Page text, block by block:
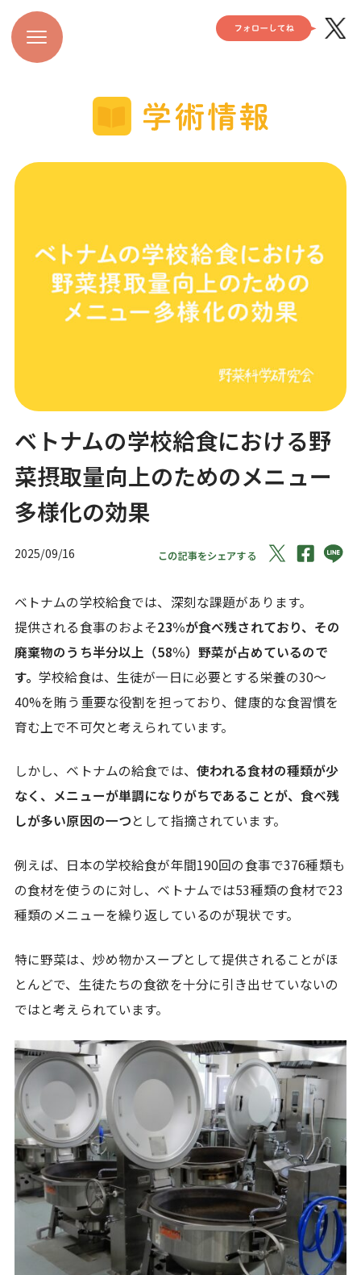
ベトナムの学校給食における野
菜摂取量向上のためのメニュー
多様化の効果
2025/09/16 この記事をシェアする
ベトナムの学校給食では、深刻な課題があります。
提供される食事のおよそ23%が食べ残されており、その
廃棄物のうち半分以上（58%）野菜が占めているので
す。学校給食は、生徒が一日に必要とする栄養の30〜
40%を賄う重要な役割を担っており、健康的な食習慣を
育む上で不可欠と考えられています。
しかし、ベトナムの給食では、 使われる食材の種類が少
なく、メニューが単調になりがちであることが、食べ残
しが多い原因の一つとして指摘されています。
例えば、日本の学校給食が年間190回の食事で376種類も
の食材を使うのに対し、ベトナムでは53種類の食材で23
種類のメニューを繰り返しているのが現状です。
特に野菜は、炒め物かスープとして提供されることがほ
とんどで、生徒たちの食欲を十分に引き出せていないの
ではと考えられています。